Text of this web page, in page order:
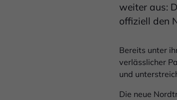
weiter aus:
offiziell den
Bereits unter
verlässlicher
und
Die neue